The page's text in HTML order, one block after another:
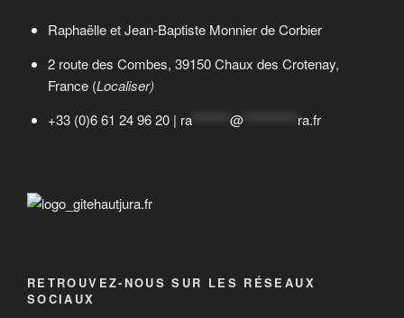
Raphaëlle et Jean-Baptiste Monnier de Corbier
2 route des Combes, 39150 Chaux des Crotenay,
France (Localiser)
+33 (0)6 61 24 96 20 | ra******* @********** ra.fr
RETROUVEZ-NOUS SUR LES RÉSEAUX
SOCIAUX